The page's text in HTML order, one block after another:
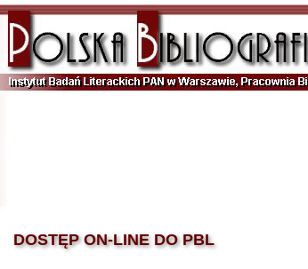
DOSTĘP ON-LINE DO PBL